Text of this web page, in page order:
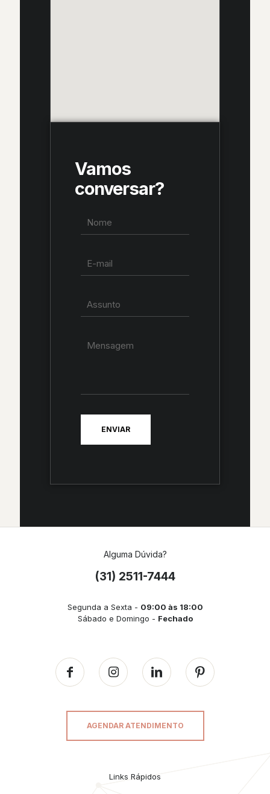
Vamos
conversar?
Alguma Dúvida?
(31) 2511-7444
Segunda a Sexta - 09:00 às 18:00
Sábado e Domingo - Fechado
AGENDAR ATENDIMENTO
Links Rápidos